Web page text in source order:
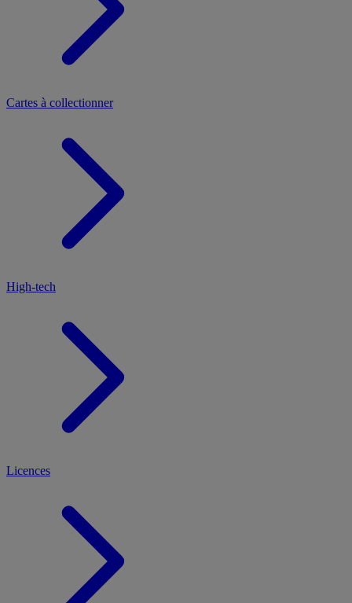
Cartes à collectionner
High-tech
Licences